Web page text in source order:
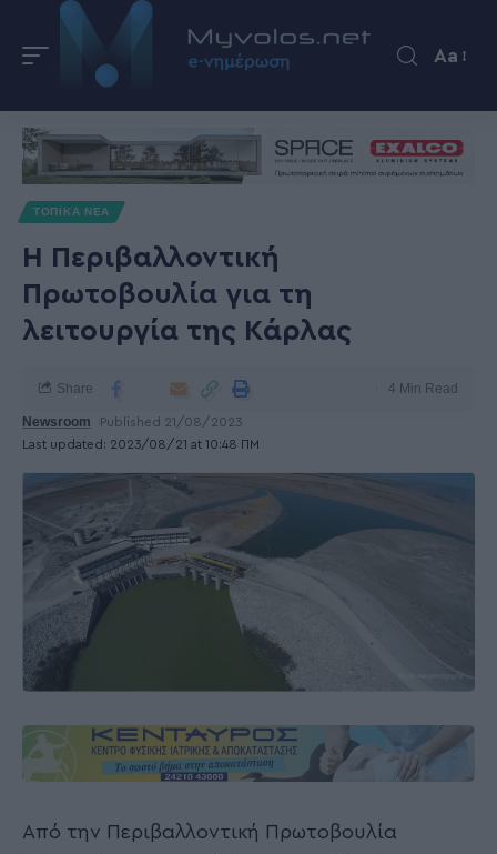
Aa
ΤΟΠΙΚΑ ΝΕΑ
Η Περιβαλλοντική
Πρωτοβουλία για τη
λειτουργία της Κάρλας
Last updated: 2023/08/21 at 10:48 ΠΜ
Newsroom Published 21/08/2023
Share 4 Min Read
Από την Περιβαλλοντική Πρωτοβουλία